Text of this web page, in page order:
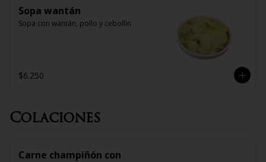
Sopa wantán
Sopa con wantán, pollo y cebollín
$6.250
Colaciones
Carne champiñón con